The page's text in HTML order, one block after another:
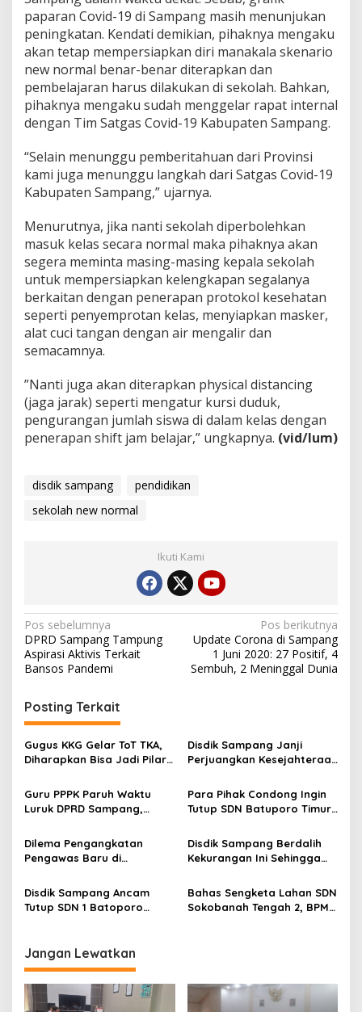
paparan Covid-19 di Sampang masih menunjukan
peningkatan. Kendati demikian, pihaknya mengaku
akan tetap mempersiapkan diri manakala skenario
new normal benar-benar diterapkan dan
pembelajaran harus dilakukan di sekolah. Bahkan,
pihaknya mengaku sudah menggelar rapat internal
dengan Tim Satgas Covid-19 Kabupaten Sampang.
“Selain menunggu pemberitahuan dari Provinsi
kami juga menunggu langkah dari Satgas Covid-19
Kabupaten Sampang,” ujarnya.
Menurutnya, jika nanti sekolah diperbolehkan
masuk kelas secara normal maka pihaknya akan
segera meminta masing-masing kepala sekolah
untuk mempersiapkan kelengkapan segalanya
berkaitan dengan penerapan protokol kesehatan
seperti penyemprotan kelas, menyiapkan masker,
alat cuci tangan dengan air mengalir dan
semacamnya.
”Nanti juga akan diterapkan physical distancing
(jaga jarak) seperti mengatur kursi duduk,
pengurangan jumlah siswa di dalam kelas dengan
penerapan shift jam belajar,” ungkapnya. (vid/lum)
disdik sampang
pendidikan
sekolah new normal
Ikuti Kami
Navigasi
pos
Pos sebelumnya
DPRD Sampang Tampung
Aspirasi Aktivis Terkait
Bansos Pandemi
Pos berikutnya
Update Corona di Sampang
1 Juni 2020: 27 Positif, 4
Sembuh, 2 Meninggal Dunia
Posting Terkait
Gugus KKG Gelar ToT TKA,
Diharapkan Bisa Jadi Pilar
Disdik Sampang Janji
Perjuangkan Kesejahteraan
Guru PPPK Paruh Waktu
Luruk DPRD Sampang,
Kesejahteraannya
Para Pihak Condong Ingin
Tutup SDN Batuporo Timur
Siswanya
Dilema Pengangkatan
Pengawas Baru di
Disdik Sampang Berdalih
Kekurangan Ini Sehingga
Tanpa KBM
Disdik Sampang Ancam
Tutup SDN 1 Batoporo
Bahas Sengketa Lahan SDN
Sokobanah Tengah 2, BPMP
Jangan Lewatkan